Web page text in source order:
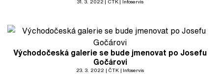
31. 3. 2022 ČTK Infoservis
Východočeská galerie se bude jmenovat po Josefu
Gočárovi
23. 3. 2022 ČTK Infoservis